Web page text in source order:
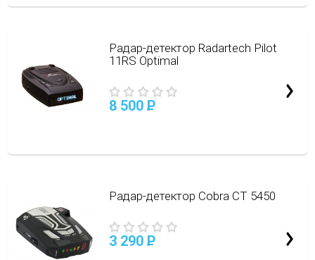
Радар-детектор Radartech Pilot
11RS Optimal
8 500 P
Радар-детектор Cobra CT 5450
3 290 P